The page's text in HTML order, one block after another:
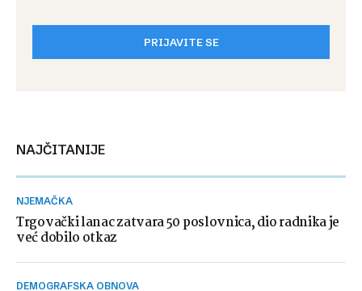
PRIJAVITE SE
NAJČITANIJE
NJEMAČKA
Trgovački lanac zatvara 50 poslovnica, dio radnika je
već dobilo otkaz
DEMOGRAFSKA OBNOVA